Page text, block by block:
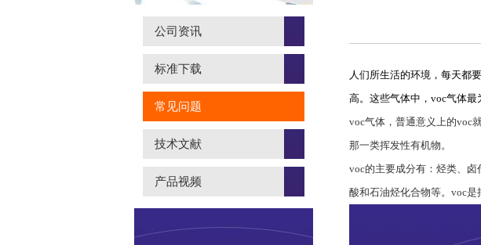
公司资讯
标准下载
常见问题
技术文献
产品视频
人们所生活的环境，每天都
高。这些气体中，voc气体
voc气体，普通意义上的voc
那一类挥发性有机物。
voc的主要成分有：烃类、卤
酸和石油烃化合物等。voc是